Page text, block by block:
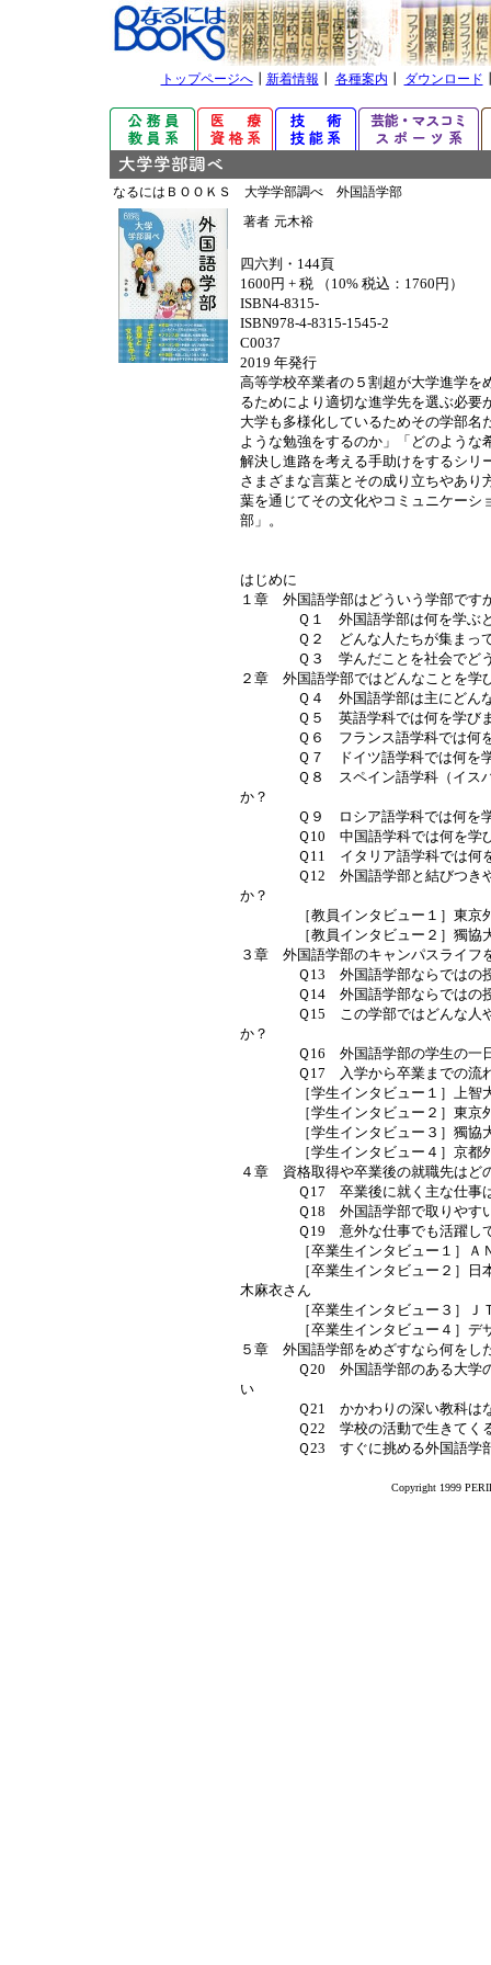
トップページへ┃ 新着情報 各種案内 ダウンロード
なるにはＢＯＯＫＳ 大学学部調べ 外国語学部
著者 元木裕
四六判・144頁
1600円 + 税 （10% 税込：1760円）
ISBN4-8315-
ISBN978-4-8315-1545-2
C0037
2019 年発行
高等学校卒業者の５割超が大学進学を
るためにより適切な進学先を選ぶ必要
大学も多様化しているためその学部名
ような勉強をするのか」「どのような
解決し進路を考える手助けをするシリ
さまざまな言葉とその成り立ちやあり
葉を通じてその文化やコミュニケーシ
部」。
はじめに
１章 外国語学部はどういう学部です
Ｑ１ 外国語学部は何を学ぶと
Ｑ２ どんな人たちが集まって
Ｑ３ 学んだことを社会でどう
２章 外国語学部ではどんなことを学
Ｑ４ 外国語学部は主にどんな
Ｑ５ 英語学科では何を学びま
Ｑ６ フランス語学科では何を
Ｑ７ ドイツ語学科では何を学
Ｑ８ スペイン語学科（イスパニ
か？
Ｑ９ ロシア語学科では何を学
Ｑ10 中国語学科では何を学び
Ｑ11 イタリア語学科では何を
Ｑ12 外国語学部と結びつきや
か？
［教員インタビュー１］東京外
［教員インタビュー２］獨協
３章 外国語学部のキャンパスライフ
Ｑ13 外国語学部ならではの授
Ｑ14 外国語学部ならではの授
Ｑ15 この学部ではどんな人や
か？
Ｑ16 外国語学部の学生の一日
Ｑ17 入学から卒業までの流れ
［学生インタビュー１］上智
［学生インタビュー２］東京外
［学生インタビュー３］獨協
［学生インタビュー４］京都外
４章 資格取得や卒業後の就職先はど
Ｑ17 卒業後に就く主な仕事は
Ｑ18 外国語学部で取りやすい
Ｑ19 意外な仕事でも活躍して
［卒業生インタビュー１］ＡＮ
［卒業生インタビュー２］日本
木麻衣さん
［卒業生インタビュー３］Ｊ
［卒業生インタビュー４］デ
５章 外国語学部をめざすなら何をし
Ｑ20 外国語学部のある大学の探
い
Ｑ21 かかわりの深い教科はな
Ｑ22 学校の活動で生きてくる
Ｑ23 すぐに挑める外国語学部に
Copyright 1999